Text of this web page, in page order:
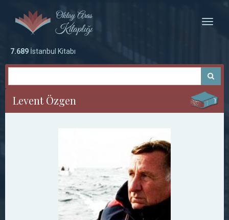
Toggle
7.689 İstanbul Kitabı
Levent Özgen